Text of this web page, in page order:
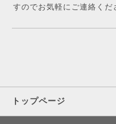
すのでお気軽にご連絡くだ
トップページ